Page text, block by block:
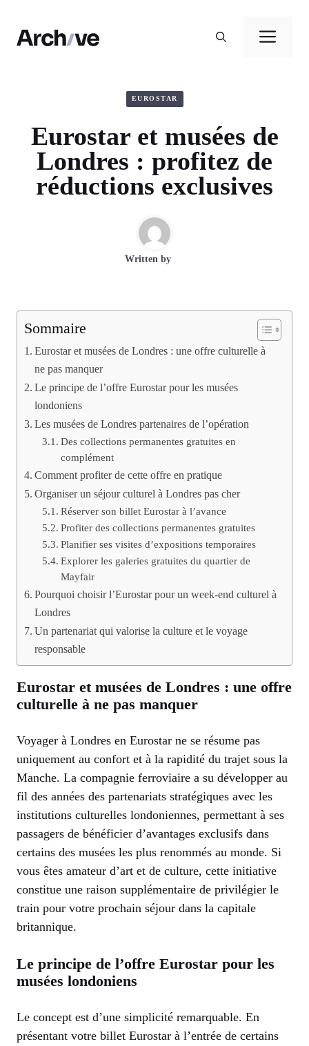
contenu
EUROSTAR
Eurostar et musées de
Londres : profitez de
réductions exclusives
Written by
Sommaire
Eurostar et musées de Londres : une offre culturelle à
ne pas manquer
Le principe de l’offre Eurostar pour les musées
londoniens
Les musées de Londres partenaires de l’opération
Des collections permanentes gratuites en
complément
Comment profiter de cette offre en pratique
Organiser un séjour culturel à Londres pas cher
Réserver son billet Eurostar à l’avance
Profiter des collections permanentes gratuites
Planifier ses visites d’expositions temporaires
Explorer les galeries gratuites du quartier de
Mayfair
Pourquoi choisir l’Eurostar pour un week-end culturel à
Londres
Un partenariat qui valorise la culture et le voyage
responsable
Eurostar et musées de Londres : une offre
culturelle à ne pas manquer
Voyager à Londres en Eurostar ne se résume pas
uniquement au confort et à la rapidité du trajet sous la
Manche. La compagnie ferroviaire a su développer au
fil des années des partenariats stratégiques avec les
institutions culturelles londoniennes, permettant à ses
passagers de bénéficier d’avantages exclusifs dans
certains des musées les plus renommés au monde. Si
vous êtes amateur d’art et de culture, cette initiative
constitue une raison supplémentaire de privilégier le
train pour votre prochain séjour dans la capitale
britannique.
Le principe de l’offre Eurostar pour les
musées londoniens
Le concept est d’une simplicité remarquable. En
présentant votre billet Eurostar à l’entrée de certains